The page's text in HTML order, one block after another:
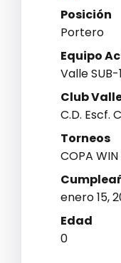
Posición
Portero
Equipo
Valle SUB-
Club
C.D. Escf.
Torneos
COPA WIN
enero 15,
Edad
0